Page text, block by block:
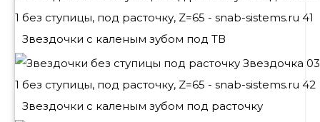
Звездочки с каленым зубом под ТВ
Звездочки с каленым зубом под расточку